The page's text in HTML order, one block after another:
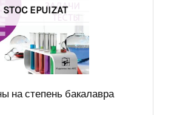
STOC EPUIZAT
на степень бакалавра